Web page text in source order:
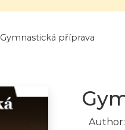
Gymnastická příprava
Author: